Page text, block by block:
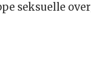
seksuelle